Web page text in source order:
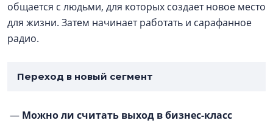
общается с людьми, для которых создает новое место
для жизни. Затем начинает работать и сарафанное
радио.
Переход в новый сегмент
— Можно ли считать выход в бизнес-класс